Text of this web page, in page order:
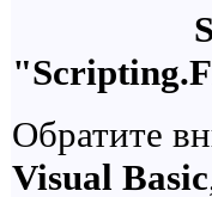
Обратите
Visual Basic